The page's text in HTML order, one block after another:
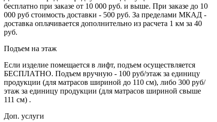
бесплатно при заказе от 10 000 руб. и выше. При заказе до 10
000 руб стоимость доставки - 500 руб. За пределами МКАД -
доставка оплачивается дополнительно из расчета 1 км за 40
руб.
Подъем на этаж
Если изделие помещается в лифт, подъем осуществляется
БЕСПЛАТНО. Подъем вручную - 100 руб/этаж за единицу
продукции (для матрасов шириной до 110 см), либо 300 руб/
этаж за единицу продукции (для матрасов шириной свыше
111 см) .
Доп. услуги